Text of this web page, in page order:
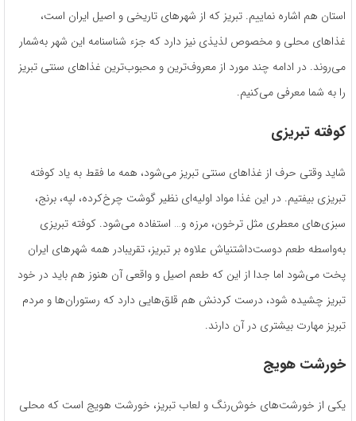
استان هم اشاره نماییم. تبریز که از شهرهای تاریخی و اصیل ایران است،
غذاهای محلی و مخصوص لذیذی نیز دارد که جزء شناسنامه­ این شهر به‌شمار
می‌روند. در ادامه چند مورد از معروف­‌ترین و محبوب­‌ترین غذاهای سنتی تبریز
را به شما معرفی می­‌کنیم.
کوفته تبریزی
شاید وقتی حرف از غذاهای سنتی تبریز می‌­شود، همه­ ما فقط به یاد کوفته
تبریزی بیفتیم. در این غذا مواد اولیه‌­ای نظیر گوشت چرخ­‌کرده، لپه، برنج،
سبزی­‌های معطری مثل ترخون، مرزه و… استفاده می‌­شود. کوفته تبریزی
به‌واسطه طعم دوست‌داشتنی‎اش علاوه بر تبریز، تقریبادر همه شهرهای ایران
پخت می‌شود اما جدا از این که طعم اصیل و واقعی آن هنوز هم باید در خود
تبریز چشیده ‌شود، درست کردنش هم قلق‌هایی دارد که رستوران‌ها و مردم
تبریز مهارت بیشتری در آن دارند.
خورشت هویج
یکی از خورشت­‌های خوش‌­رنگ و لعاب تبریز، خورشت هویج است که محلی­‌